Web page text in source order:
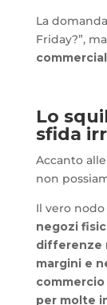
La
Friday?”, ma
Lo
sfida
Accanto
non
Il vero
negozi
differenze
margini e
per molte